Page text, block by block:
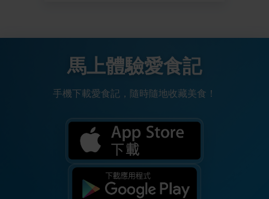
馬上體驗愛食記
手機下載愛食記，隨時隨地收藏美食！